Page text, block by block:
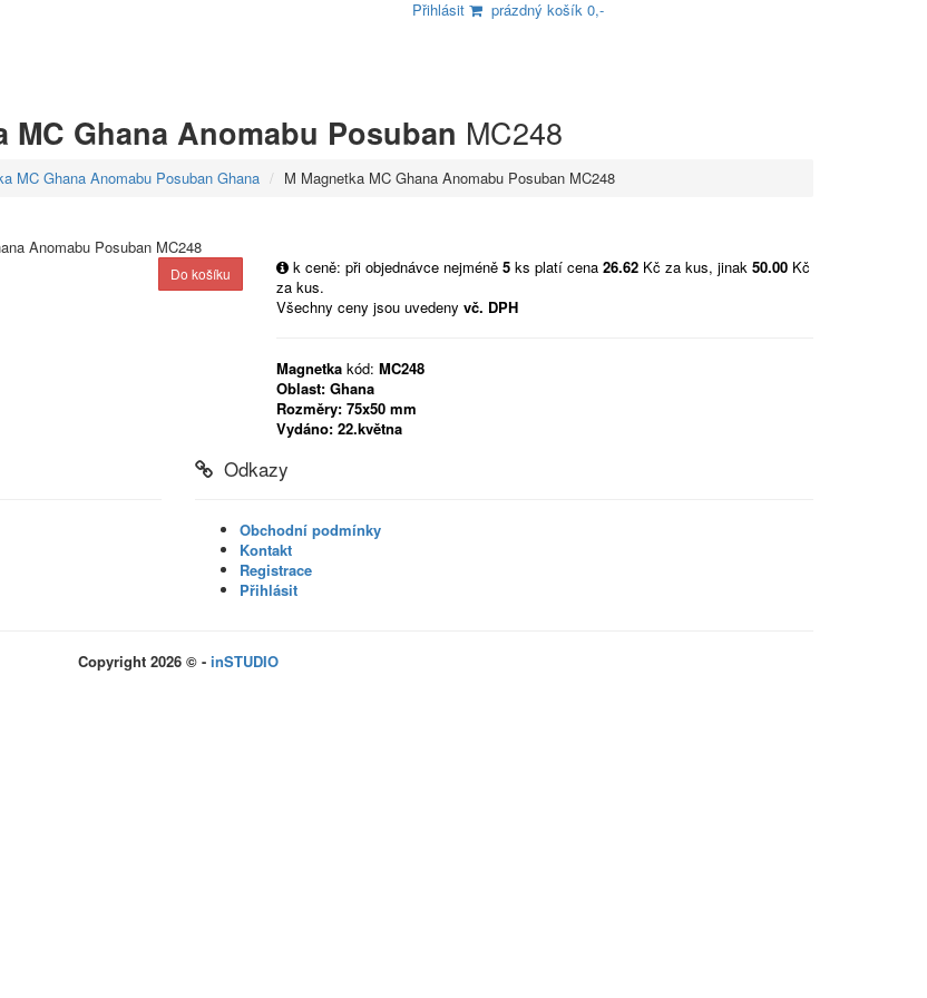
Přihlásit prázdný košík 0,-
MC Ghana Anomabu Posuban MC248
MC Ghana Anomabu Posuban Ghana M Magnetka MC Ghana Anomabu Posuban MC248
k ceně: při objednávce nejméně5 ks platí cena26.62 Kč za kus, jinak50.00 Kč
za kus.
Všechny ceny jsou uvedenyvč. DPH
Magnetkakód:MC248
Oblast:Ghana
Rozměry:75x50 mm
Vydáno:22.května
Odkazy
Obchodní podmínky
Kontakt
Registrace
Přihlásit
Copyright 2026 © - inSTUDIO